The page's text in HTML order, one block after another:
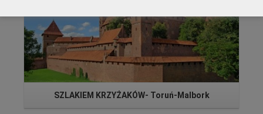
SZLAKIEM KRZYŻAKÓW- Toruń-Malbork